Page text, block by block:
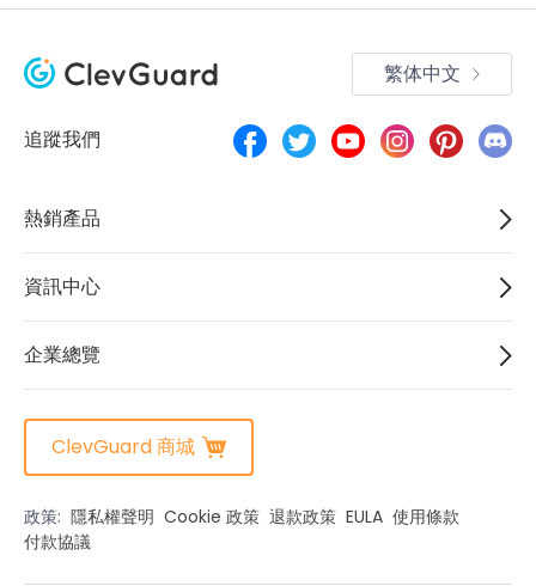
追蹤我們
繁体中文
熱銷產品
資訊中心
企業總覽
ClevGuard 商城
政策: 隱私權聲明 Cookie 政策 退款政策 EULA 使用條款
付款協議